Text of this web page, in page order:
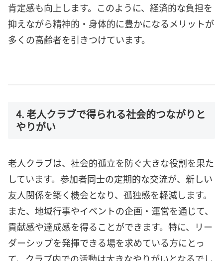
肯定感も向上します。このように、経済的な負担を
抑えながら精神的・身体的に豊かになるメリットが
多くの高齢者を引きつけています。
4. 老人クラブで得られる社会的つながりと
やりがい
老人クラブは、社会的孤立を防ぐ大きな役割を果た
しています。参加者同士の定期的な交流が、新しい
友人関係を築く機会となり、孤独感を軽減します。
また、地域行事やイベントの企画・運営を通じて、
貢献感や達成感を得ることができます。特に、リー
ダーシップを発揮できる場を求めている方にとっ